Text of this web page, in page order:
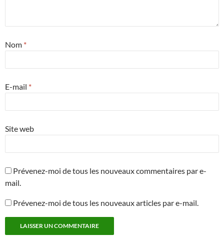
Nom *
E-mail *
Site web
Prévenez-moi de tous les nouveaux commentaires par e-
mail.
Prévenez-moi de tous les nouveaux articles par e-mail.